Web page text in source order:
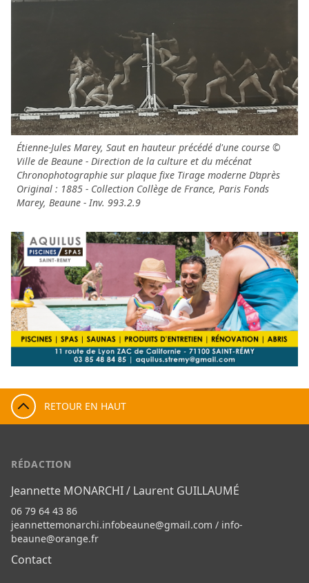
Étienne-Jules Marey, Saut en hauteur précédé d'une course ©
Ville de Beaune - Direction de la culture et du mécénat
Chronophotographie sur plaque fixe Tirage moderne D’après
Original : 1885 - Collection Collège de France, Paris Fonds
Marey, Beaune - Inv. 993.2.9
RETOUR EN HAUT
RÉDACTION
Jeannette MONARCHI / Laurent GUILLAUMÉ
06 79 64 43 86
jeannettemonarchi.infobeaune@gmail.com / info-
beaune@orange.fr
Contact